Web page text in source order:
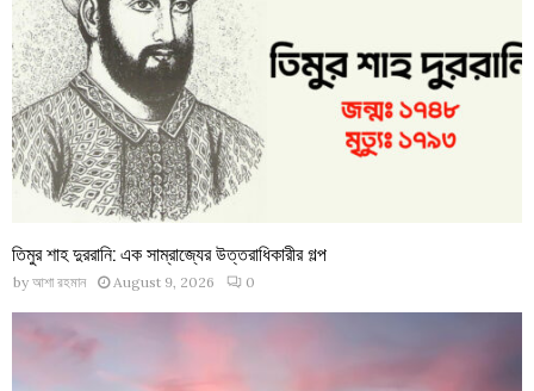
তিমুর শাহ দুররানি: এক সাম্রাজ্যের উত্তরাধিকারীর গল্প
by আশা রহমান August 9, 2026 0